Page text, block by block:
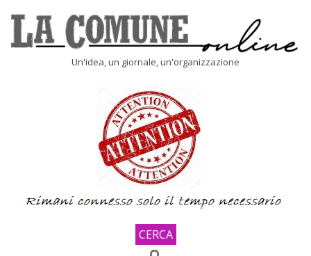
content
Un'idea, un giornale, un'organizzazione
CERCA
Search